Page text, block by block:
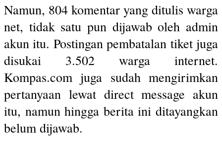
Namun, 804 komentar yang ditulis warga
net, tidak satu pun dijawab oleh admin
akun itu. Postingan pembatalan tiket juga
disukai 3.502 warga internet.
Kompas.com juga sudah mengirimkan
pertanyaan lewat direct message akun
itu, namun hingga berita ini ditayangkan
belum dijawab.